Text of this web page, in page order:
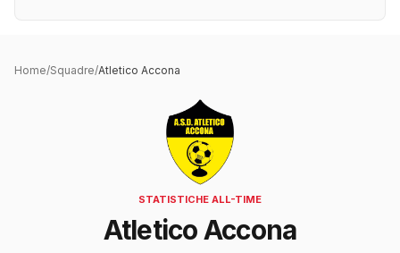
Home/Squadre/Atletico Accona
STATISTICHE ALL-TIME
Atletico Accona